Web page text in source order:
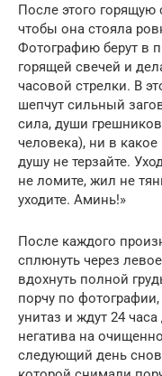
После этого горящую
чтобы она стояла
Фотографию берут в
горящей свечей и
часовой стрелки. В
шепчут сильный
сила, души
человека), ни в какое
душу не терзайте.
не ломите, жил не
уходите. Аминь!»
После каждого
сплюнуть через
вдохнуть полной
порчу по
унитаз и ждут 24
негатива на
следующий день